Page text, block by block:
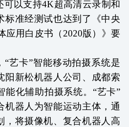
可以支持4K超高清云录制和
标准经测试也达到了《中央
应用白皮书（2020版）》要
“艺卡”智能移动拍摄系统是
阳新松机器人公司、成都索
能化辅助拍摄系统。“艺卡”
机器人为智能运动主体，通
，将摄像机、复合机器人高